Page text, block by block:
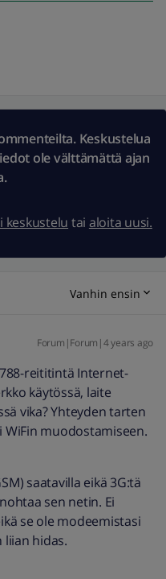
Keskustelua
ole välttämättä ajan
keskustelu tai aloita uusi.
Vanhin ensin
Forum|Forum|4 years ago
reititintä Internet-
käytössä, laite
vika? Yhteyden tarten
WiFin muodostamiseen.
saatavilla eikä 3G:tä
sen netin. Ei
se ole modeemistasi
liian hidas.